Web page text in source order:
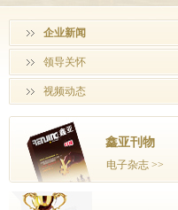
企业新闻
领导关怀
视频动态
鑫亚刊物
电子杂志 >>